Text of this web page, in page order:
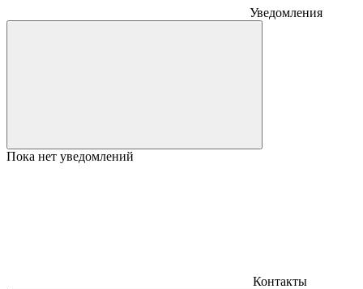
Уведомления
Пока нет уведомлений
Контакты